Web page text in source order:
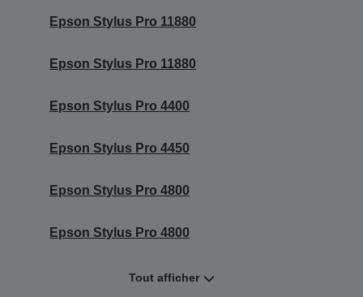
Epson Stylus Pro 11880
Epson Stylus Pro 11880
Epson Stylus Pro 4400
Epson Stylus Pro 4450
Epson Stylus Pro 4800
Epson Stylus Pro 4800
Tout afficher